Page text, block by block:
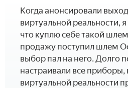
­­Когда анонсировали
виртуальной реальности,
что куплю себе такой
продажу поступил шлем
выбор пал на него. Долго
настраивали все приборы,
виртуальной реальности